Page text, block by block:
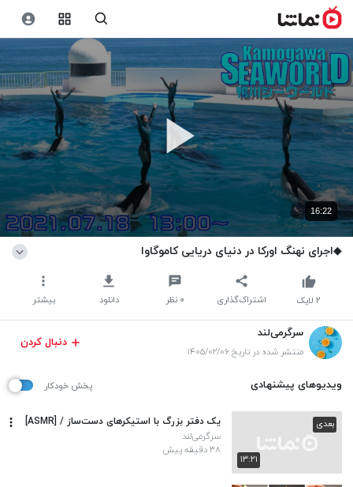
16:22
◆اجرای نهنگ اورکا در دنیای دریایی کاموگاوا
اشتراک‌گذاری ۰ نظر دانلود بیشتر ۲ لایک
سرگرمی‌لند
منتشر شده در تاریخ ۱۴۰۵/۰۲/۰۶
دنبال کردن
ویدیوهای پیشنهادی پخش خودکار
۱۳:۲۱
بعدی یک دفتر بزرگ با استیکرهای دست‌ساز / [ASMR]
سرگرمی‌لند
۳۸ دقیقه پیش